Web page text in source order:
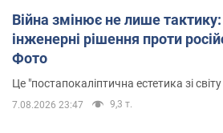
Війна змінює не лише
інженерні рішення проти
Фото
Це "постапокаліптична естетика зі
7.08.2026 23:47 9,3 т.